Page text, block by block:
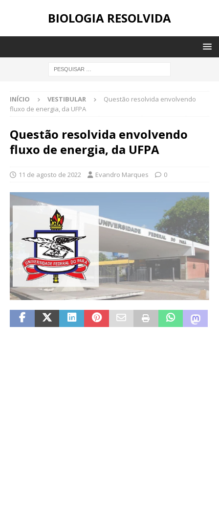
BIOLOGIA RESOLVIDA
INÍCIO VESTIBULAR
Questão resolvida envolvendo
fluxo de energia, da UFPA
Questão resolvida envolvendo
fluxo de energia, da UFPA
11 de agosto de 2022 Evandro Marques 0